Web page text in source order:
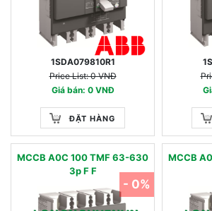
1SDA079810R1
Price List: 0 VNĐ
Giá bán: 0 VNĐ
ĐẶT HÀNG
MCCB A0C 100 TMF 63-630
3p F F
- 0%
MCCB